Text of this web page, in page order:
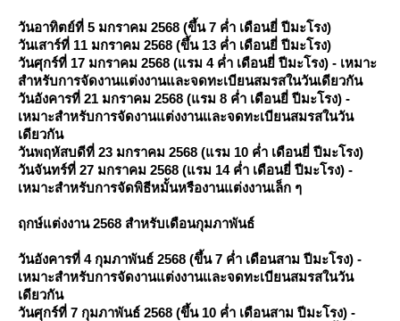
วันอาทิตย์ที่ 5 มกราคม 2568 (ขึ้น 7 ค่ำ เดือนยี่ ปีมะโรง)
วันเสาร์ที่ 11 มกราคม 2568 (ขึ้น 13 ค่ำ เดือนยี่ ปีมะโรง)
วันศุกร์ที่ 17 มกราคม 2568 (แรม 4 ค่ำ เดือนยี่ ปีมะโรง) - เหมาะ
สำหรับการจัดงานแต่งงานและจดทะเบียนสมรสในวันเดียวกัน
วันอังคารที่ 21 มกราคม 2568 (แรม 8 ค่ำ เดือนยี่ ปีมะโรง) -
เหมาะสำหรับการจัดงานแต่งงานและจดทะเบียนสมรสในวัน
เดียวกัน
วันพฤหัสบดีที่ 23 มกราคม 2568 (แรม 10 ค่ำ เดือนยี่ ปีมะโรง)
วันจันทร์ที่ 27 มกราคม 2568 (แรม 14 ค่ำ เดือนยี่ ปีมะโรง) -
เหมาะสำหรับการจัดพิธีหมั้นหรืองานแต่งงานเล็ก ๆ
ฤกษ์แต่งงาน 2568 สำหรับเดือนกุมภาพันธ์
วันอังคารที่ 4 กุมภาพันธ์ 2568 (ขึ้น 7 ค่ำ เดือนสาม ปีมะโรง) -
เหมาะสำหรับการจัดงานแต่งงานและจดทะเบียนสมรสในวัน
เดียวกัน
วันศุกร์ที่ 7 กุมภาพันธ์ 2568 (ขึ้น 10 ค่ำ เดือนสาม ปีมะโรง) -